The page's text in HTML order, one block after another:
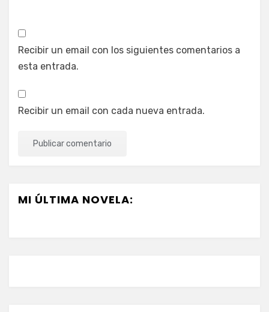
Recibir un email con los siguientes comentarios a
esta entrada.
Recibir un email con cada nueva entrada.
MI ÚLTIMA NOVELA: